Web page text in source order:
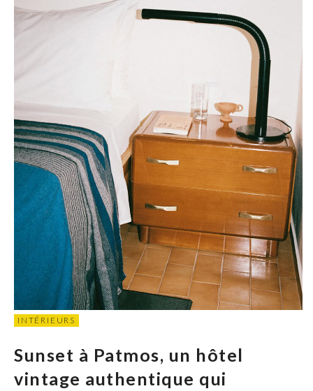
INTÉRIEURS
Sunset à Patmos, un hôtel
vintage authentique qui